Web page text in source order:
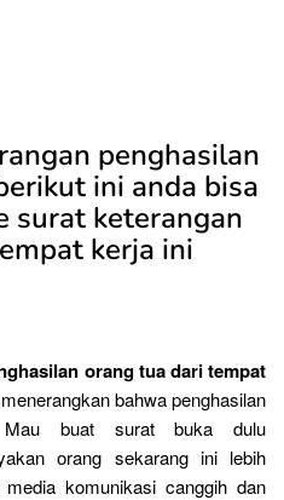
penghasilan
ini anda bisa
surat keterangan
kerja ini
orang tua dari tempat
bahwa penghasilan
buat surat buka dulu
orang sekarang ini lebih
komunikasi canggih dan